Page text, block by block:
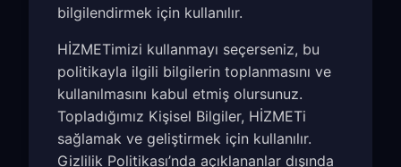
bilgilendirmek için kullanılır.
HİZMETimizi kullanmayı seçerseniz, bu
politikayla ilgili bilgilerin toplanmasını ve
kullanılmasını kabul etmiş olursunuz.
Topladığımız Kişisel Bilgiler, HİZMETi
sağlamak ve geliştirmek için kullanılır.
Gizlilik Politikası’nda açıklananlar dışında